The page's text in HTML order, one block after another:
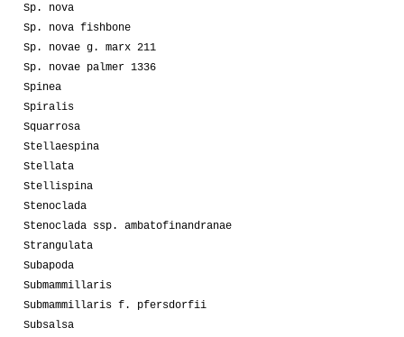
Sp. nova
Sp. nova fishbone
Sp. novae g. marx 211
Sp. novae palmer 1336
Spinea
Spiralis
Squarrosa
Stellaespina
Stellata
Stellispina
Stenoclada
Stenoclada ssp. ambatofinandranae
Strangulata
Subapoda
Submammillaris
Submammillaris f. pfersdorfii
Subsalsa